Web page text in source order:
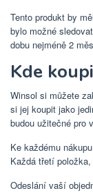
Tento produkt by
bylo možné
dobu nejméně 2
Kde
Winsol si můžete
si jej koupit jako
budou užitečné pro
Ke každému
Každá třetí
Odeslání vaší